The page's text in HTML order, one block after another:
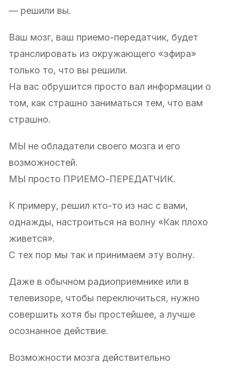
— решили вы.
Ваш мозг, ваш приемо-передатчик, будет
транслировать из окружающего «эфира»
только то, что вы решили.
На вас обрушится просто вал информации о
том, как страшно заниматься тем, что вам
страшно.
МЫ не обладатели своего мозга и его
возможностей.
МЫ просто ПРИЕМО-ПЕРЕДАТЧИК.
К примеру, решил кто-то из нас с вами,
однажды, настроиться на волну «Как плохо
живется».
С тех пор мы так и принимаем эту волну.
Даже в обычном радиоприемнике или в
телевизоре, чтобы переключиться, нужно
совершить хотя бы простейшее, а лучше
осознанное действие.
Возможности мозга действительно